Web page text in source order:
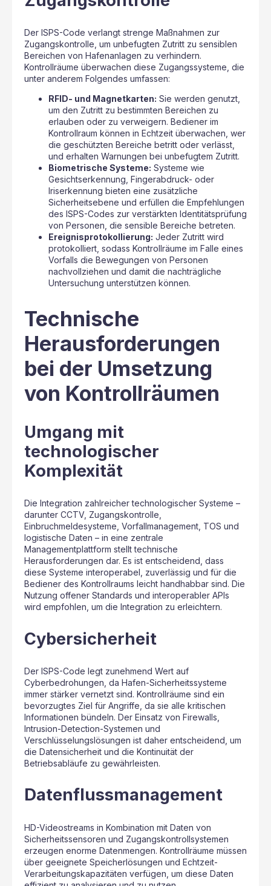
Der ISPS-Code verlangt strenge Maßnahmen zur
Zugangskontrolle, um unbefugten Zutritt zu sensiblen
Bereichen von Hafenanlagen zu verhindern.
Kontrollräume überwachen diese Zugangssysteme, die
unter anderem Folgendes umfassen:
RFID- und Magnetkarten: Sie werden genutzt,
um den Zutritt zu bestimmten Bereichen zu
erlauben oder zu verweigern. Bediener im
Kontrollraum können in Echtzeit überwachen, wer
die geschützten Bereiche betritt oder verlässt,
und erhalten Warnungen bei unbefugtem Zutritt.
Biometrische Systeme: Systeme wie
Gesichtserkennung, Fingerabdruck- oder
Iriserkennung bieten eine zusätzliche
Sicherheitsebene und erfüllen die Empfehlungen
des ISPS-Codes zur verstärkten Identitätsprüfung
von Personen, die sensible Bereiche betreten.
Ereignisprotokollierung: Jeder Zutritt wird
protokolliert, sodass Kontrollräume im Falle eines
Vorfalls die Bewegungen von Personen
nachvollziehen und damit die nachträgliche
Untersuchung unterstützen können.
Technische
Herausforderungen
bei der Umsetzung
von Kontrollräumen
Umgang mit
technologischer
Komplexität
Die Integration zahlreicher technologischer Systeme –
darunter CCTV, Zugangskontrolle,
Einbruchmeldesysteme, Vorfallmanagement, TOS und
logistische Daten – in eine zentrale
Managementplattform stellt technische
Herausforderungen dar. Es ist entscheidend, dass
diese Systeme interoperabel, zuverlässig und für die
Bediener des Kontrollraums leicht handhabbar sind. Die
Nutzung offener Standards und interoperabler APIs
wird empfohlen, um die Integration zu erleichtern.
Cybersicherheit
Der ISPS-Code legt zunehmend Wert auf
Cyberbedrohungen, da Hafen-Sicherheitssysteme
immer stärker vernetzt sind. Kontrollräume sind ein
bevorzugtes Ziel für Angriffe, da sie alle kritischen
Informationen bündeln. Der Einsatz von Firewalls,
Intrusion-Detection-Systemen und
Verschlüsselungslösungen ist daher entscheidend, um
die Datensicherheit und die Kontinuität der
Betriebsabläufe zu gewährleisten.
Datenflussmanagement
HD-Videostreams in Kombination mit Daten von
Sicherheitssensoren und Zugangskontrollsystemen
erzeugen enorme Datenmengen. Kontrollräume müssen
über geeignete Speicherlösungen und Echtzeit-
Verarbeitungskapazitäten verfügen, um diese Daten